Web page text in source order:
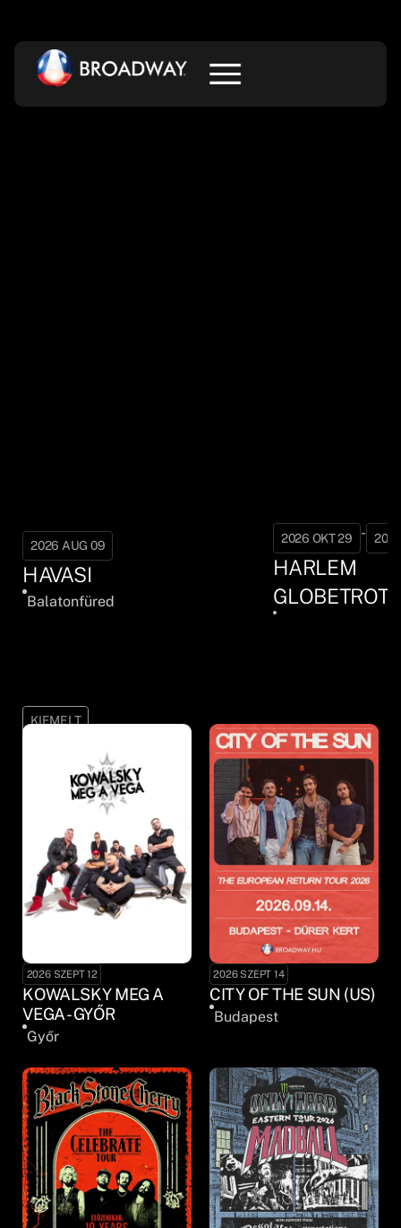
2026 AUG 09
HAVASI
Balatonfüred
2026 OKT 29 -
HARLEM
KIEMELT
2026 SZEPT 12
KOWALSKY MEG A
VEGA - GYŐR
Győr
2026 SZEPT 14
CITY OF THE SUN (US)
Budapest